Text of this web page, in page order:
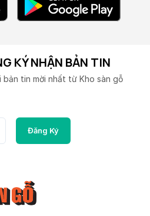
KÝ NHẬN BẢN TIN
bản tin mời nhất từ Kho sàn gỗ